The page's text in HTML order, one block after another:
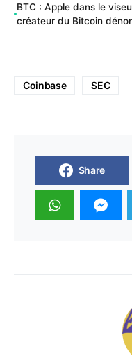
BTC : Apple dans le
créateur du Bitcoin
Coinbase SEC
Share